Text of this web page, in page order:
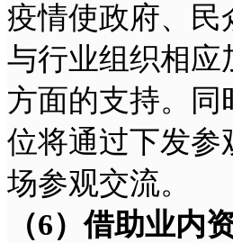
疫情使政府、民
与行业组织相应
方面的支持。同
位将通过下发参
场参观交流。
（6）借助业内